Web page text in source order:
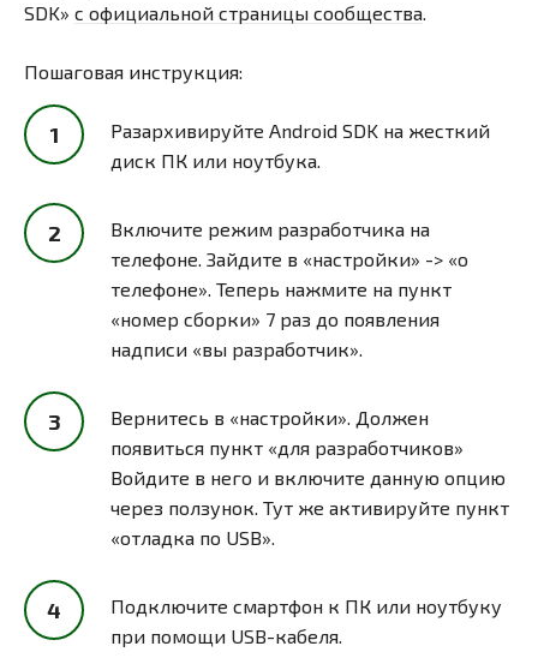
SDK» с официальной страницы сообщества.
Пошаговая инструкция:
Разархивируйте Android SDK на жесткий
диск ПК или ноутбука.
Включите режим разработчика на
телефоне. Зайдите в «настройки» -> «о
телефоне». Теперь нажмите на пункт
«номер сборки» 7 раз до появления
надписи «вы разработчик».
Вернитесь в «настройки». Должен
появиться пункт «для разработчиков»
Войдите в него и включите данную опцию
через ползунок. Тут же активируйте пункт
«отладка по USB».
Подключите смартфон к ПК или ноутбуку
при помощи USB-кабеля.